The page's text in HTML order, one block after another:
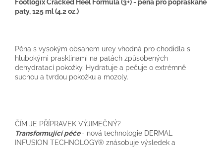
vlhkému prostředí (koupaliště, bazény, sauny, šatny, chůze
naboso, aj.) a uzavřené neprodyšné obuvi jako je sportovní
Footlogix Cracked Heel Formula (3+) - pěna pro popraskané
paty, 125 ml (4.2 oz.)
Pěna s vysokým obsahem urey vhodná pro chodidla s
hlubokými prasklinami na patách způsobených
dehydratací pokožky. Hydratuje a pečuje o extrémně
suchou a tvrdou pokožku a mozoly.
ČÍM JE PŘÍPRAVEK VÝJIMEČNÝ?
Transformující péče - nová technologie DERMAL
INFUSION TECHNOLOGY® znásobuje výsledek a